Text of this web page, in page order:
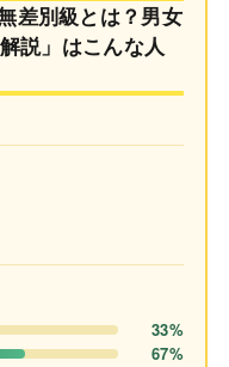
差別級とは？男女
説」はこんな人
33%
67%